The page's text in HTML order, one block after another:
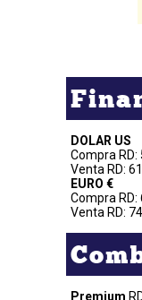
DOLAR US
Compra RD:
Venta RD:
EURO €
Compra RD:
Venta RD:
Premium